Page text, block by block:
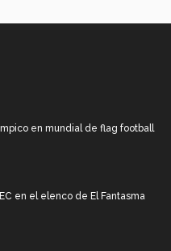
en mundial de flag football
en el elenco de El Fantasma